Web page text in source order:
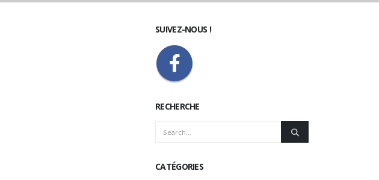
SUIVEZ-NOUS !
RECHERCHE
CATÉGORIES